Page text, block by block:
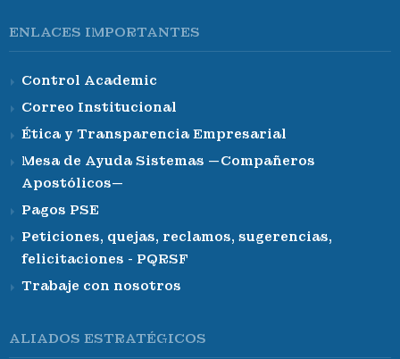
ENLACES IMPORTANTES
Control Academic
Correo Institucional
Ética y Transparencia Empresarial
Mesa de Ayuda Sistemas —Compañeros
Apostólicos—
Pagos PSE
Peticiones, quejas, reclamos, sugerencias,
felicitaciones - PQRSF
Trabaje con nosotros
ALIADOS ESTRATÉGICOS